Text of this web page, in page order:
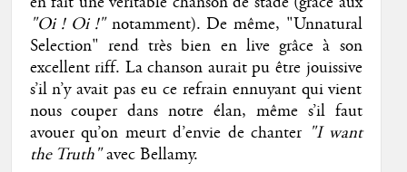
"Oi ! Oi !"notamment). De même, "Unnatural
Selection" rend très bien en live grâce à son
excellent riff. La chanson aurait pu être jouissive
s’il n’y avait pas eu ce refrain ennuyant qui vient
nous couper dans notre élan, même s’il faut
avouer qu’on meurt d’envie de chanter "I want
the Truth"avec Bellamy.